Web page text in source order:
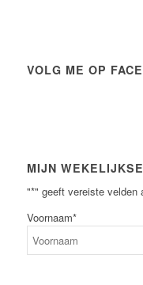
VOLG ME OP
MIJN
"*" geeft vereiste velden
Voornaam*